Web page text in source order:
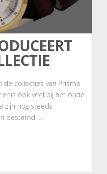
collecties van Prisma
is ook veel bij het oude
zijn nog steeds
bestemd …